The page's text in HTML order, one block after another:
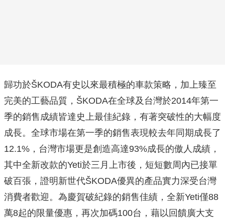
歸功於ŠKODA有史以來最積極的車款策略，加上臻至
完美的工藝品質，ŠKODA在全球及台灣於2014年第一
季的銷售成績皆達史上最佳紀錄，有著突破性的大幅度
成長。全球市場在第一季的銷售表現較去年同期成長了
12.1%，台灣市場更是創造高達93%成長的傲人成績，
其中全新改款的Yeti於三月上市後，短短數周內已接單
破百張，證明新世代ŠKODA優異的產品實力深受台灣
消費者歡迎。為慶賀破紀錄的銷售佳績，全新Yeti僅88
萬8起的限量優惠，再次加碼100台，藉以回饋廣大支